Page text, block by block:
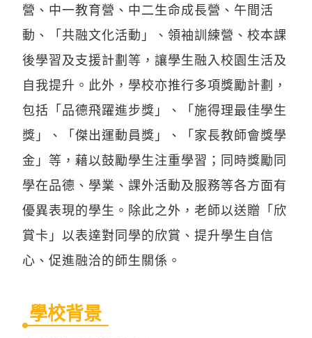
營、中一教育營、中二生命成長營、午間活
動、「共融文化活動」、領袖訓練營、校本課
後學習及支援計劃等，讓學生融入校園生活及
自我提升。此外，學校亦推行多項獎勵計劃，
包括「品德飛躍進步獎」、「施得理最佳學生
獎」、「傑出運動員獎」、「家長教師會獎學
金」等，藉以鼓勵學生注重學習；同時獎勵同
學在品德、學業、課外活動及服務等各方面有
優異表現的學生。除此之外，老師以送贈「欣
賞卡」以表達對同學的欣賞、提升學生自信
心、促進融洽的師生關係。
學校背景